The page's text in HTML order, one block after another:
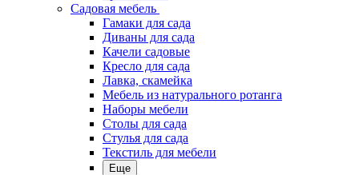
Садовая мебель
Гамаки для сада
Диваны для сада
Качели садовые
Кресло для сада
Лавка, скамейка
Мебель из натурального ротанга
Наборы мебели
Столы для сада
Стулья для сада
Текстиль для мебели
Еще